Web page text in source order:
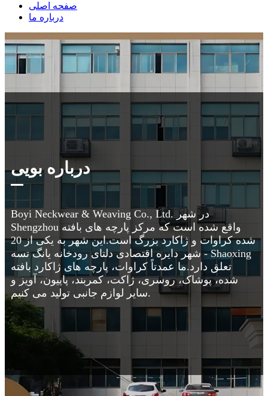
صفحه اصلی
درباره ما
درباره بویی
Boyi Neckwear & Weaving Co., Ltd. در شهر
Shengzhou واقع شده است که مرکز پارچه های بافته
شده کراوات و ژاکارد بزرگ است.این شهر به یکی از 20
شهر دایره اقتصادی دلتای رودخانه یانگ تسه - Shaoxing
تعلق دارد.ما عمدتاً کراوات، پارچه های ژاکارد بافته
شده، پوشاک، روسری، ژاکت، کمربند، پاپیون، آویز و
سایر لوازم جانبی تولید می کنیم.